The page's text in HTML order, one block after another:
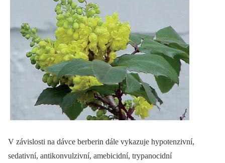
V závislosti na dávce berberin dále vykazuje hypotenzivní,
sedativní, antikonvulzivní, amebicidní, trypanocidní